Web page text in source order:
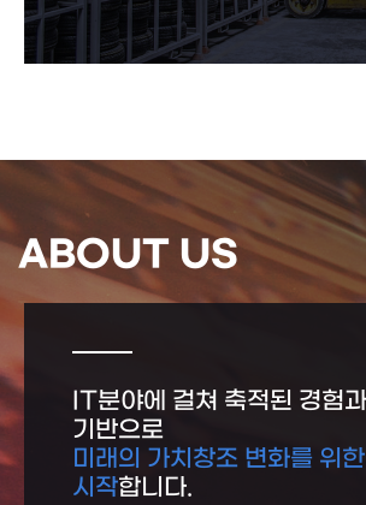
ABOUT US
IT분야에 걸쳐 축적된 경험
기반으로
미래의 가치창조 변화를 위
시작합니다.